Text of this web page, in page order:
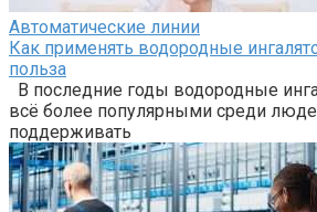
Автоматические линии
Как применять водородные
польза
В последние годы водородные
всё более популярными среди
поддерживать